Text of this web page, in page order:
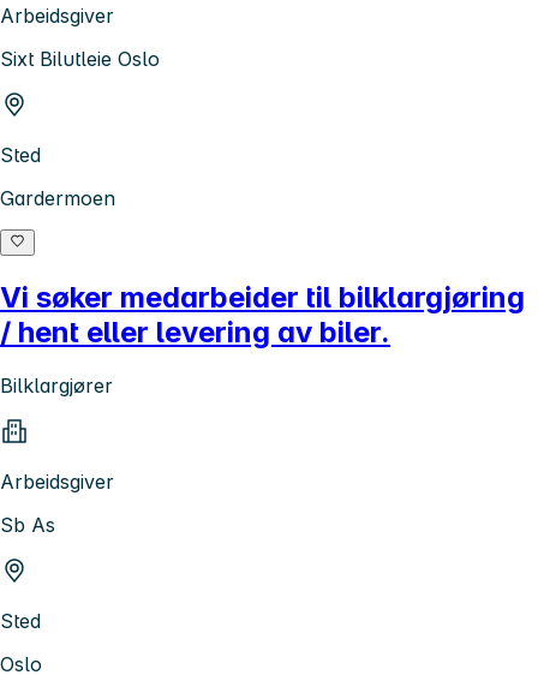
Arbeidsgiver
Sixt Bilutleie Oslo
Sted
Gardermoen
Vi søker medarbeider til bilklargjøring
/ hent eller levering av biler.
Bilklargjører
Arbeidsgiver
Sb As
Sted
Oslo